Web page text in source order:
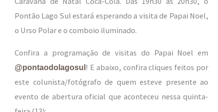
Pontão Lago Sul estará esperando a visita de Papai Noel,
o Urso Polar e o comboio iluminado.
Confira a programação de visitas do Papai Noel em
@pontaodolagosul ! E abaixo, confira cliques feitos por
este colunista/fotógrafo de quem esteve presente ao
evento de abertura oficial que aconteceu nessa quinta-